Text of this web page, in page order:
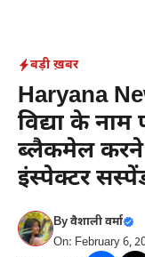
content
बड़ी ख़बर
Haryana
विद्या के
ब्लैकमेल
इंस्पेक्टर
Byवैशाली वर्मा
On: February 6,